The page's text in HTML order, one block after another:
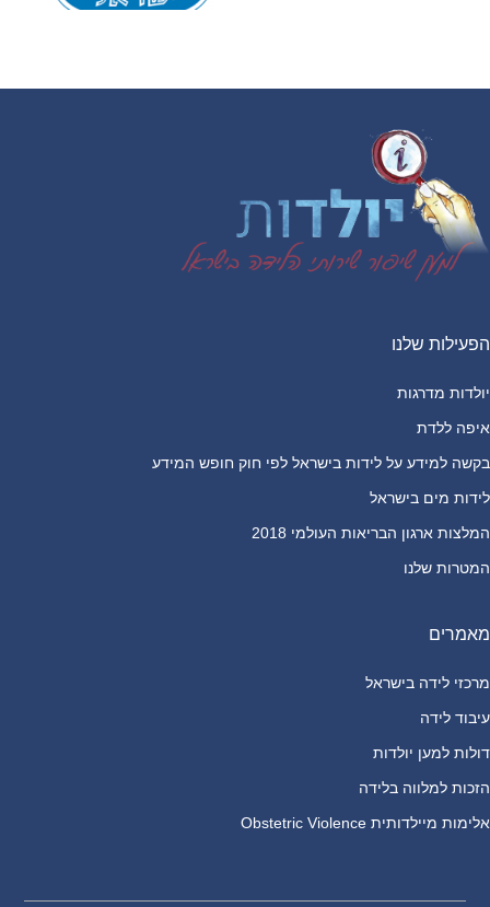
הפעילות שלנו
יולדות מדרגות
איפה ללדת
בקשה למידע על לידות בישראל לפי חוק חופש המידע
לידות מים בישראל
המלצות ארגון הבריאות העולמי 2018
המטרות שלנו
מאמרים
מרכזי לידה בישראל
עיבוד לידה
דולות למען יולדות
הזכות למלווה בלידה
אלימות מיילדותית Obstetric Violence